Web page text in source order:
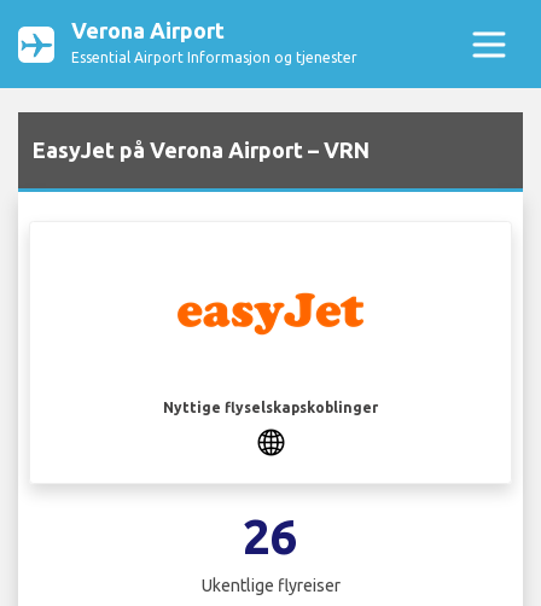
Verona Airport
Essential Airport Informasjon og tjenester
EasyJet på Verona Airport – VRN
Nyttige flyselskapskoblinger
26
Ukentlige flyreiser